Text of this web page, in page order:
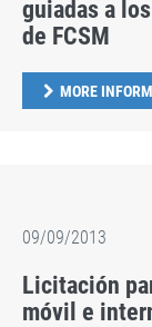
guiadas a
de FCSM
MORE
09/09/2013
Licitación
móvil e